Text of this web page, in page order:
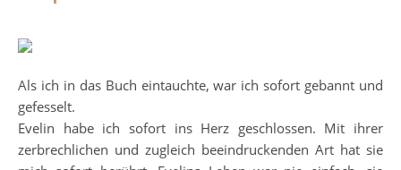
Als ich in das Buch eintauchte, war ich sofort gebannt und
gefesselt.
Evelin habe ich sofort ins Herz geschlossen. Mit ihrer
zerbrechlichen und zugleich beeindruckenden Art hat sie